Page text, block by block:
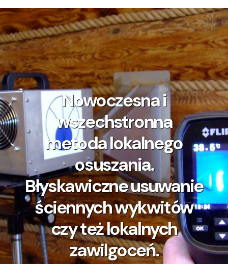
Nowoczesna i
wszechstronna
metoda lokalnego
osuszania.
Błyskawiczne usuwanie
ściennych wykwitów
czy też lokalnych
zawilgoceń.